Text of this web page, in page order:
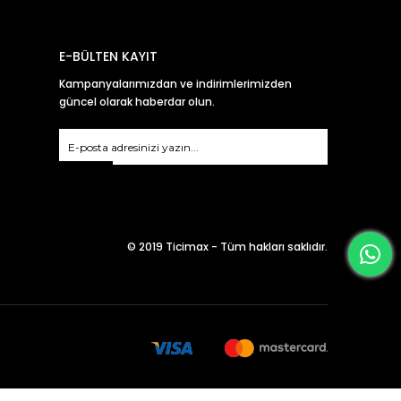
E-BÜLTEN KAYIT
Kampanyalarımızdan ve indirimlerimizden
güncel olarak haberdar olun.
© 2019 Ticimax - Tüm hakları saklıdır.